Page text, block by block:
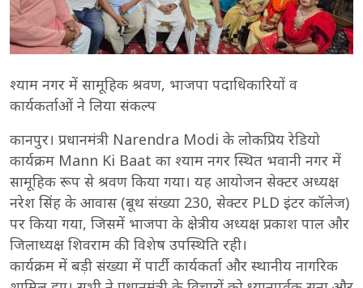
श्याम नगर में सामूहिक श्रवण, भाजपा पदाधिकारियों व
कार्यकर्ताओं ने लिया संकल्प
कानपुर। प्रधानमंत्री Narendra Modi के लोकप्रिय रेडियो
कार्यक्रम Mann Ki Baat का श्याम नगर स्थित भवानी नगर में
सामूहिक रूप से श्रवण किया गया। यह आयोजन सेक्टर अध्यक्ष
नरेश सिंह के आवास (बूथ संख्या 230, सेक्टर PLD इंटर कॉलेज)
पर किया गया, जिसमें भाजपा के क्षेत्रीय अध्यक्ष प्रकाश पाल और
जिलाध्यक्ष शिवराम की विशेष उपस्थिति रही।
कार्यक्रम में बड़ी संख्या में पार्टी कार्यकर्ता और स्थानीय नागरिक